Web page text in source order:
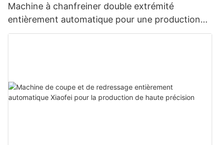
Machine à chanfreiner double extrémité
entièrement automatique pour une production
de tubes haute efficacité et de précision